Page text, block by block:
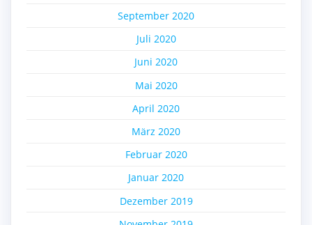
September 2020
Juli 2020
Juni 2020
Mai 2020
April 2020
März 2020
Februar 2020
Januar 2020
Dezember 2019